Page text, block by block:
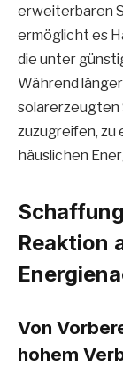
erweiterbaren
ermöglicht es
die unter
Während
solarerzeugten
zuzugreifen, zu
häuslichen
Reaktion
Von
hohem